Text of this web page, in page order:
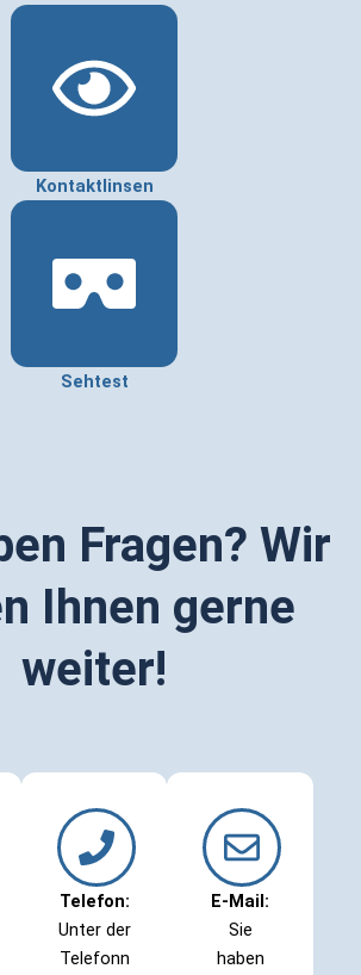
Kontaktlinsen
Sehtest
Fragen? Wir
Ihnen gerne
weiter!
Telefon:
Unter der
Telefonn
E-Mail:
Sie
haben